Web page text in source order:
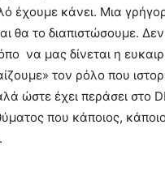
έχουμε κάνει. Μια
θα το διαπιστώσουμε. Δεν
να μας δίνεται η
τον ρόλο που
ώστε έχει περάσει στο
που κάποιος,